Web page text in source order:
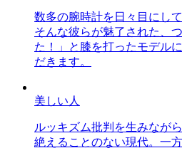
数多の腕時計を日々目にし
そんな彼らが魅了された、
た！」と膝を打ったモデル
だきます。
美しい人
ルッキズム批判を生みなが
絶えることのない現代。一